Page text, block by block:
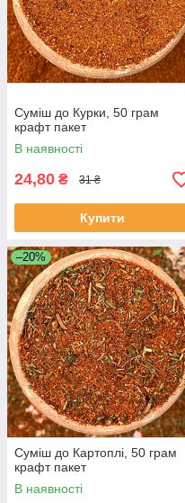
Суміш до Курки, 50 грам
крафт пакет
В наявності
24,80 ₴ 31 ₴
Купити
–20%
Суміш до Картоплі, 50 грам
крафт пакет
В наявності